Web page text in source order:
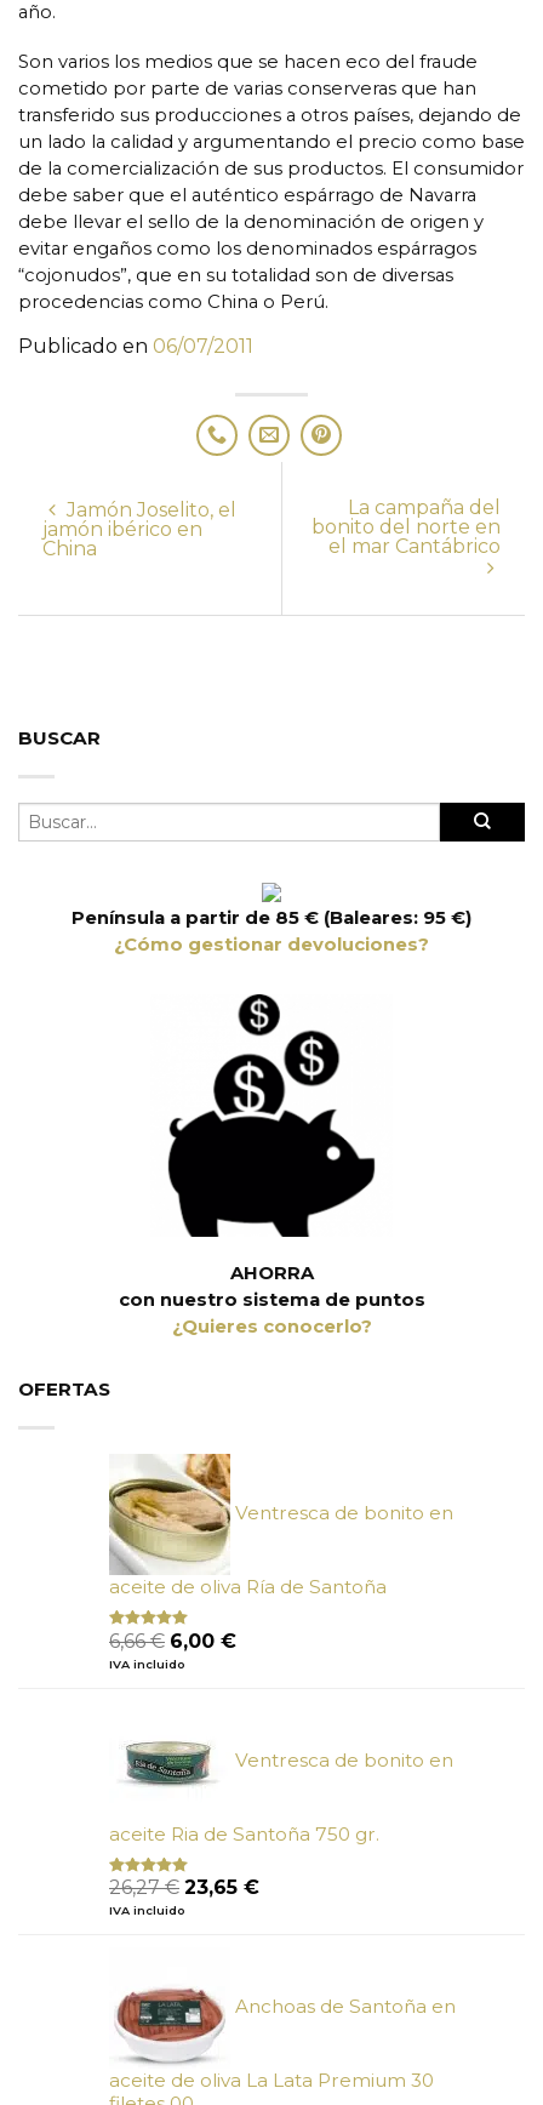
año.
Son varios los medios que se hacen eco del fraude
cometido por parte de varias conserveras que han
transferido sus producciones a otros países, dejando de
un lado la calidad y argumentando el precio como base
de la comercialización de sus productos. El consumidor
debe saber que el auténtico espárrago de Navarra
debe llevar el sello de la denominación de origen y
evitar engaños como los denominados espárragos
“cojonudos”, que en su totalidad son de diversas
procedencias como China o Perú.
Publicado en 06/07/2011
Jamón Joselito, el
jamón ibérico en
China
La campaña del
bonito del norte en
el mar Cantábrico
BUSCAR
Península a partir de 85 € (Baleares: 95 €)
¿Cómo gestionar devoluciones?
AHORRA
con nuestro sistema de puntos
¿Quieres conocerlo?
OFERTAS
Ventresca de bonito en
aceite de oliva Ría de Santoña
Valorado
con
de 5
6,66€ El
precio
6,00 €El
IVA incluido
Ventresca de bonito en
aceite Ria de Santoña 750 gr.
Valorado
con
5
26,27€ El
precio
23,65 €El
IVA incluido
Anchoas de Santoña en
aceite de oliva La Lata Premium 30